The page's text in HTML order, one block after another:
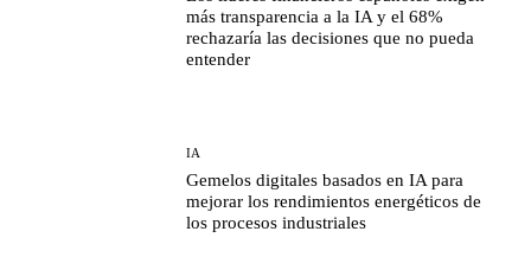
más transparencia a la IA y el 68%
rechazaría las decisiones que no pueda
entender
IA
Gemelos digitales basados en IA para
mejorar los rendimientos energéticos de
los procesos industriales